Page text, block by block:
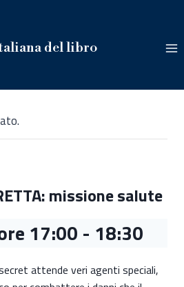
del libro
missione salute
17:00 - 18:30
attende veri agenti speciali,